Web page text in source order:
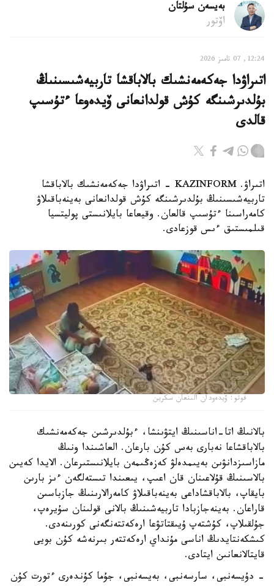
بەيسەن سۇلتان
اۆتور
12:24, 07 تامىز 2026
اتىراۋدا جەكەمەنشىك بالاباقشا تاربيەشىسىنىڭ
بۇلدىرشىنگە كۇش قولدانعانى ۆيدەوعا ءتۇسىپ
قالدى
اتىراۋ. KAZINFORM - اتىراۋدا جەكەمەنشىك بالاباقشا
تاربيەشىسىنىڭ بۇلدىرشىنگە كۇش قولدانعانى بەينەباقىلاۋ
كامەراسىنا ءتۇسىپ قالعان. وقيعاعا بايلانىستى پوليتسيا
قىلمىستىق ءىس قوزعادى.
فوتو: ۆيدەودان الىنعان سكرين
بالانىڭ اتا-اناسىنىڭ ايتۋىنشا، ءبۇلدىرشىن جەكەمەنشىك
بالاباقشاعا نەبارى بەس كۇن بارعان. العاشىندا ونىڭ
مازاسىزدانۋىن بەيىمدەلۋ كەزەڭىمەن بايلانىستىرعان. الايدا كەيىن
بالاسىنىڭ قۇلاعىنان قان اعىپ، يىعىندا تىستەلگەن ءىز بارىن
بايقاپ، بالاباقشاداعى بەينەباقىلاۋ كامەرالارىنىڭ جازباسىن
قاراعان. بەينەجازبادا تاربيەشىنىڭ بالانى قولىنان سۇيرەپ،
جۇلقىلاپ، كۇشتەپ ۇيىقتاتۋعا ارەكەتتەنگەنى كورىنەدى.
كىشكەنتايدىڭ اناسى مۇنداي ارەكەتتەر بىرنەشە كۇن بويى
قايتالانعانىن ايتادى.
- دۇيسەنبى، سارسەنبى، بەيسەنبى، جۇما كۇندەرى ءتورت كۇن